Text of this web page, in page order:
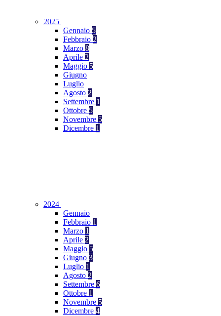
2025
Gennaio 5
Febbraio 2
Marzo 8
Aprile 2
Maggio 5
Giugno
Luglio
Agosto 2
Settembre 1
Ottobre 5
Novembre 5
Dicembre 1
2024
Gennaio
Febbraio 1
Marzo 1
Aprile 2
Maggio 5
Giugno 3
Luglio 1
Agosto 2
Settembre 6
Ottobre 1
Novembre 5
Dicembre 4